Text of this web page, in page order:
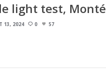
light test,
13, 2024 0 57